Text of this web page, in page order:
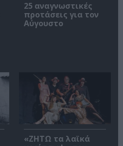
25 αναγνωστικές
προτάσεις για τον
Αύγουστο
«ΖΗΤΩ τα λαϊκά